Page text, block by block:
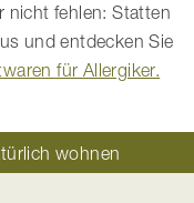
nicht fehlen: Statten
und entdecken Sie
für Allergiker.
wohnen